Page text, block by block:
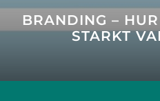
BRANDING –
STARKT